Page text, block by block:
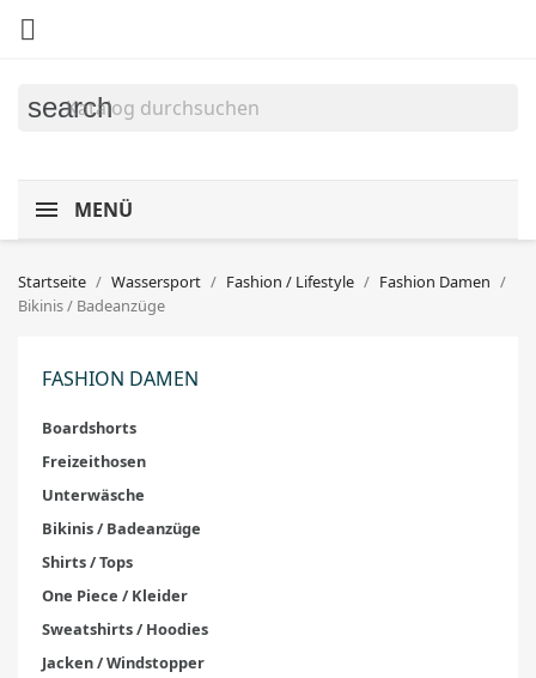

search
MENÜ
Startseite Wassersport Fashion / Lifestyle
Fashion Damen
Bikinis / Badeanzüge
FASHION DAMEN
Boardshorts
Freizeithosen
Unterwäsche
Bikinis / Badeanzüge
Shirts / Tops
One Piece / Kleider
Sweatshirts / Hoodies
Jacken / Windstopper